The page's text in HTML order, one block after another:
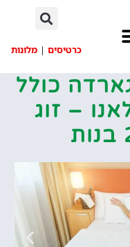
כרטיסים | מלונות
גארדה כולל
– זוג